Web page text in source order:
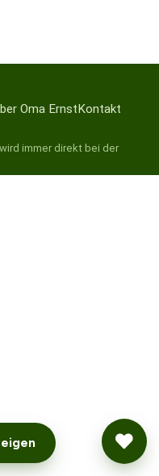
Oma Ernst Kontakt
immer direkt bei der